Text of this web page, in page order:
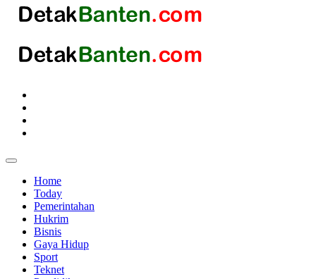
Home
Today
Pemerintahan
Hukrim
Bisnis
Gaya Hidup
Sport
Teknet